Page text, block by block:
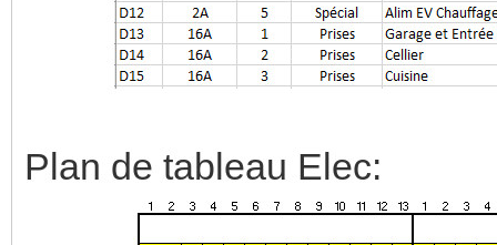
Plan de tableau Elec: